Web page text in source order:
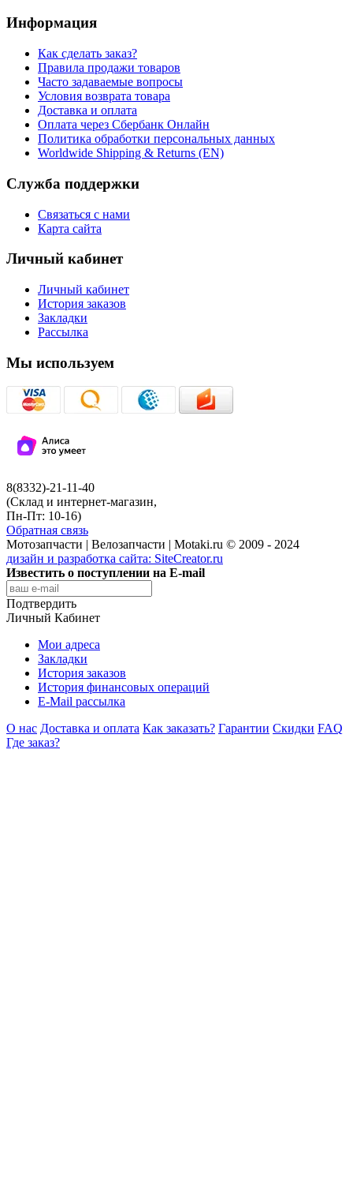
Информация
Как сделать заказ?
Правила продажи товаров
Часто задаваемые вопросы
Условия возврата товара
Доставка и оплата
Оплата через Сбербанк Онлайн
Политика обработки персональных данных
Worldwide Shipping & Returns (EN)
Служба поддержки
Связаться с нами
Карта сайта
Личный кабинет
Личный кабинет
История заказов
Закладки
Рассылка
Мы используем
8(8332)-21-11-40
(Склад и интернет-магазин,
Пн-Пт: 10-16)
Обратная связь
Мотозапчасти | Велозапчасти | Motaki.ru © 2009 - 2024
дизайн и разработка сайта: SiteCreator.ru
Известить о поступлении на E-mail
Подтвердить
Личный Кабинет
Мои адреса
Закладки
История заказов
История финансовых операций
E-Mail рассылка
О нас Доставка и оплата Как заказать? Гарантии Скидки FAQ
Где заказ?